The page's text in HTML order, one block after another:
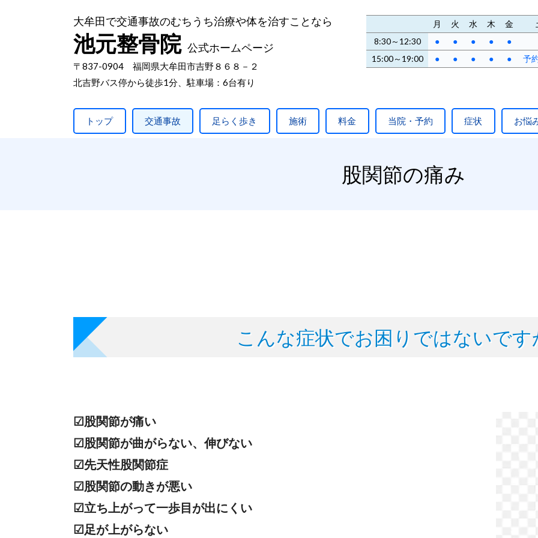
大牟田で交通事故のむちうち治療や体を治すことなら
池元整骨院 公式ホームページ
〒837-0904 福岡県大牟田市吉野８６８－２
北吉野バス停から徒歩1分、駐車場：6台有り
月 火 水 木 金
8:30～12:30
● ● ● ● ●
15:00～19:00
● ● ● ● ● 予
トップ 交通事故 足らく歩き 施術 料金 当院・予約 症状 お悩
股関節の痛み
こんな症状でお困りではないです
☑股関節が痛い
☑股関節が曲がらない、伸びない
☑先天性股関節症
☑股関節の動きが悪い
☑立ち上がって一歩目が出にくい
☑足が上がらない